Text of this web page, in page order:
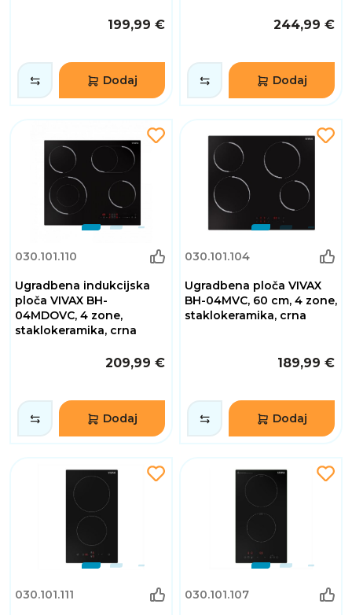
199,99 €
Dodaj
244,99 €
Dodaj
030.101.110
Ugradbena indukcijska
ploča VIVAX BH-
04MDOVC, 4 zone,
staklokeramika, crna
209,99 €
Dodaj
030.101.104
Ugradbena ploča VIVAX
BH-04MVC, 60 cm, 4 zone,
staklokeramika, crna
189,99 €
Dodaj
030.101.111 030.101.107